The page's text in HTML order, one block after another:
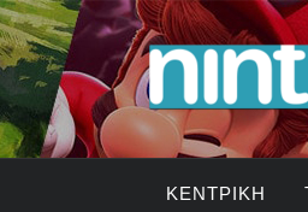
ΚΕΝΤΡΙΚΉ